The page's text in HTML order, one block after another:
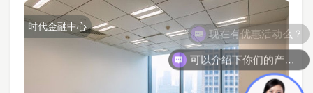
时代金融中心
可以介绍下你们的产品么？